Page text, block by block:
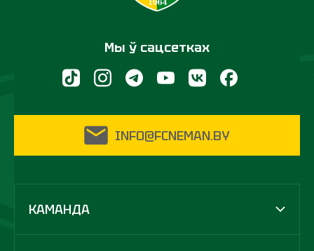
Мы ў сацсетках
INFO@FCNEMAN.BY
КАМАНДА